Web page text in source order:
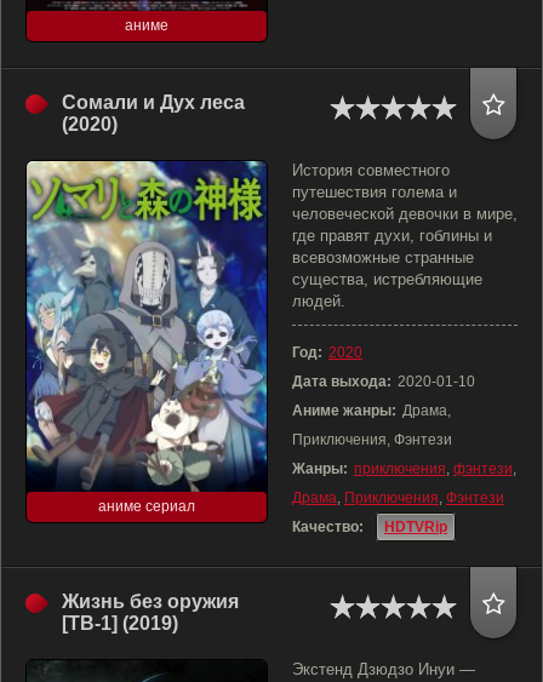
аниме
Сомали и Дух леса
(2020)
аниме сериал
История совместного
путешествия голема и
человеческой девочки в мире,
где правят духи, гоблины и
всевозможные странные
существа, истребляющие
людей.
Год: 2020
Дата выхода: 2020-01-10
Аниме жанры: Драма,
Приключения, Фэнтези
Жанры: приключения, фэнтези,
Драма, Приключения, Фэнтези
Качество:
HDTVRip
Жизнь без оружия
[ТВ-1] (2019)
Экстенд Дзюдзо Инуи —